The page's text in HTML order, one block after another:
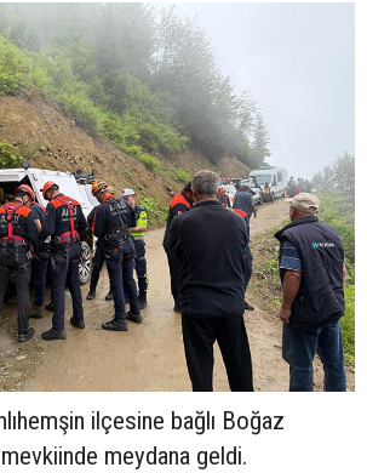
ilçesine bağlı Boğaz
meydana geldi.